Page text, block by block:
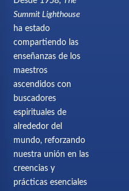
Summit Lighthouse
ha estado
compartiendo las
enseñanzas de los
maestros
ascendidos con
buscadores
espirituales de
alrededor del
mundo, reforzando
nuestra unión en las
creencias y
prácticas esenciales